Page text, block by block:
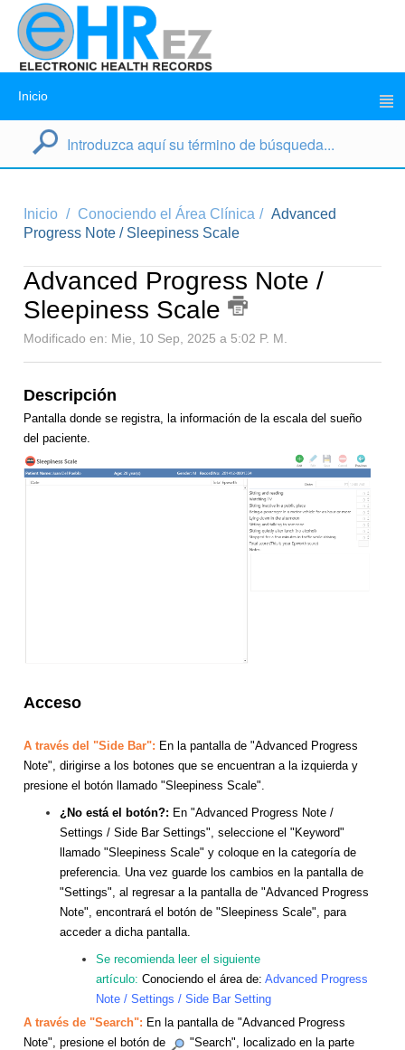
Inicio
Inicio Conociendo el Área Clínica
Advanced
Progress Note / Sleepiness Scale
Advanced Progress Note /
Sleepiness Scale
Modificado en: Mie, 10 Sep, 2025 a 5:02 P. M.
Descripción
Pantalla donde se registra, la información de la escala del sueño
del paciente.
Acceso
A través del "Side Bar": En la pantalla de "Advanced Progress
Note", dirigirse a los botones que se encuentran a la izquierda y
presione el botón llamado "Sleepiness Scale".
¿No está el botón?: En "Advanced Progress Note /
Settings / Side Bar Settings", seleccione el "Keyword"
llamado "Sleepiness Scale" y coloque en la categoría de
preferencia. Una vez guarde los cambios en la pantalla de
"Settings", al regresar a la pantalla de "Advanced Progress
Note", encontrará el botón de "Sleepiness Scale", para
acceder a dicha pantalla.
Se recomienda leer el siguiente
artículo: Conociendo el área de: Advanced Progress
Note / Settings / Side Bar Setting
A través de "Search": En la pantalla de "Advanced Progress
Note", presione el botón de
"Search", localizado en la parte